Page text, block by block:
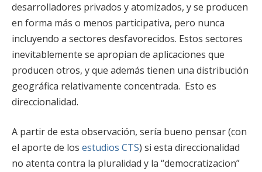
desarrolladores privados y atomizados, y se producen
en forma más o menos participativa, pero nunca
incluyendo a sectores desfavorecidos. Estos sectores
inevitablemente se apropian de aplicaciones que
producen otros, y que además tienen una distribución
geográfica relativamente concentrada. Esto es
direccionalidad.
A partir de esta observación, sería bueno pensar (con
el aporte de los estudios CTS) si esta direccionalidad
no atenta contra la pluralidad y la “democratizacion”